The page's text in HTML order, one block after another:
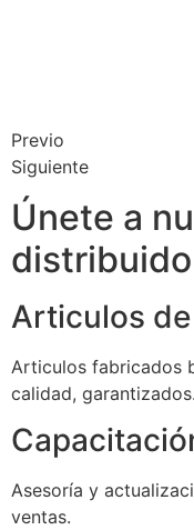
Previo
Siguiente
Únete a
Articulos
Articulos fabricados
calidad, garantizados.
Asesoría y
ventas.